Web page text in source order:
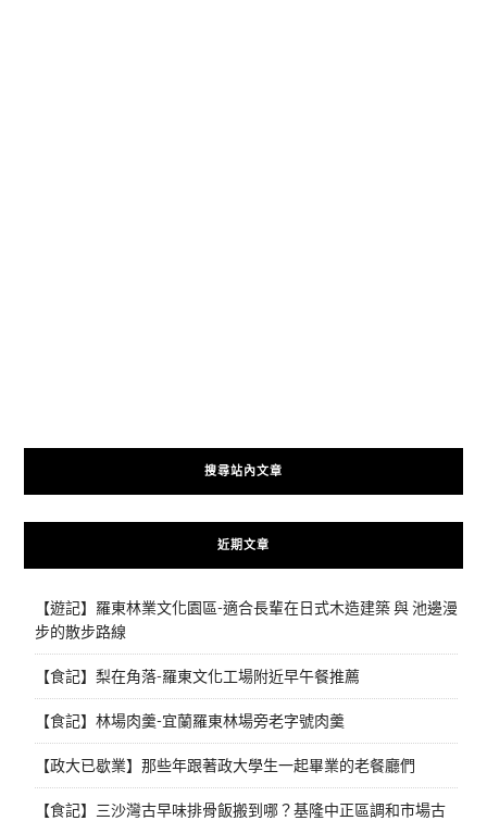
搜尋站內文章
近期文章
【遊記】羅東林業文化園區-適合長輩在日式木造建築 與 池邊漫
步的散步路線
【食記】梨在角落-羅東文化工場附近早午餐推薦
【食記】林場肉羹-宜蘭羅東林場旁老字號肉羹
【政大已歇業】那些年跟著政大學生一起畢業的老餐廳們
【食記】三沙灣古早味排骨飯搬到哪？基隆中正區調和市場古